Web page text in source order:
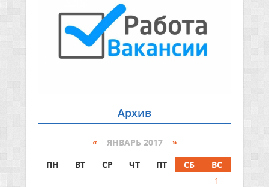
Архив
« ЯНВАРЬ 2017 »
ПН
ВТ СР ЧТ ПТ СБ
ВС
1